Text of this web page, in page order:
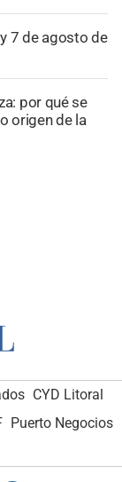
7 de agosto de
por qué se
origen de la
CYD Litoral
Puerto Negocios